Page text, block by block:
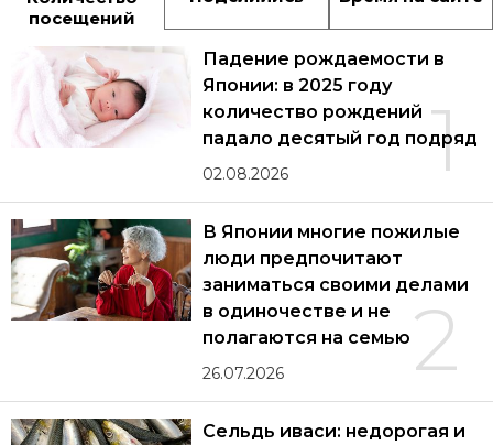
посещений
1
Падение рождаемости в
Японии: в 2025 году
количество рождений
падало десятый год подряд
02.08.2026
2
В Японии многие пожилые
люди предпочитают
заниматься своими делами
в одиночестве и не
полагаются на семью
26.07.2026
Сельдь иваси: недорогая и